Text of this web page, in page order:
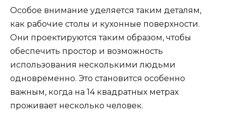
Особое внимание уделяется таким деталям,
как рабочие столы и кухонные поверхности.
Они проектируются таким образом, чтобы
обеспечить простор и возможность
использования несколькими людьми
одновременно. Это становится особенно
важным, когда на 14 квадратных метрах
проживает несколько человек.